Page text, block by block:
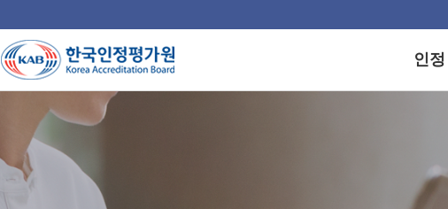
메
뉴
인정
인정기준